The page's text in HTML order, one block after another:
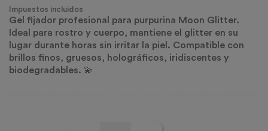
Impuestos incluidos
Gel fijador profesional para purpurina Moon Glitter.
Ideal para rostro y cuerpo, mantiene el glitter en su
lugar durante horas sin irritar la piel. Compatible con
brillos finos, gruesos, holográficos, iridiscentes y
biodegradables. 💫